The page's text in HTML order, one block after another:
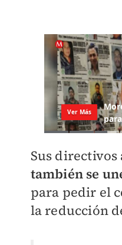
Sus
también se
para pedir el
la reducción